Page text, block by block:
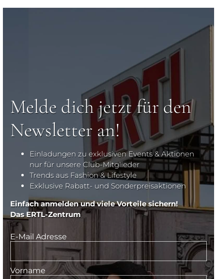
Melde dich jetzt für den
Newsletter an!
Einladungen zu exklusiven Events & Aktionen
nur für unsere Club-Mitglieder
Trends aus Fashion & Lifestyle
Exklusive Rabatt- und Sonderpreisaktionen
Einfach anmelden und viele Vorteile sichern!
Das ERTL-Zentrum
E-Mail Adresse
Vorname